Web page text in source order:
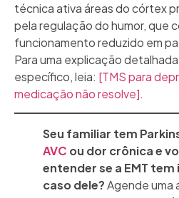
técnica ativa áreas do córtex
pela regulação do humor, que
funcionamento reduzido em
Para uma explicação
específico, leia: [TMS para
medicação não resolve].
Seu familiar tem
AVC ou dor crônica e
entender se a EMT
caso dele?Agende uma